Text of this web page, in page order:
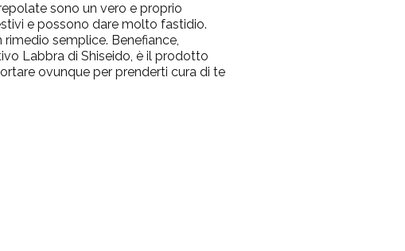
sono un vero e proprio
e possono dare molto fastidio.
rimedio semplice. Benefiance,
Labbra di Shiseido, è il prodotto
ovunque per prenderti cura di te